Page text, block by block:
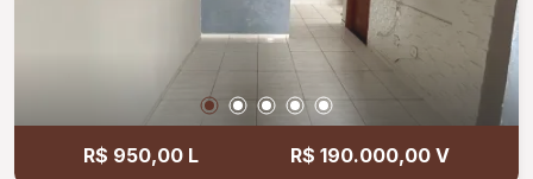
R$ 950,00 L R$ 190.000,00 V